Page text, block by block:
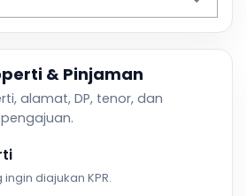
& Pinjaman
alamat, DP, tenor, dan
diajukan KPR.